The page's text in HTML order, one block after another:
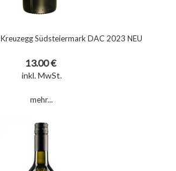
Südsteiermark DAC 2023 NEU
13.00 €
inkl. MwSt.
mehr...